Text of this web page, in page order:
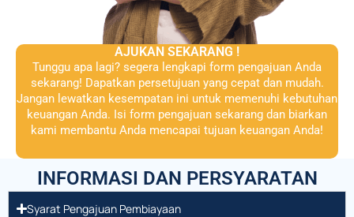
AJUKAN SEKARANG !
Tunggu apa lagi? segera lengkapi form pengajuan Anda
sekarang! Dapatkan persetujuan yang cepat dan mudah.
Jangan lewatkan kesempatan ini untuk memenuhi kebutuhan
keuangan Anda. Isi form pengajuan sekarang dan biarkan
kami membantu Anda mencapai tujuan keuangan Anda!
INFORMASI DAN PERSYARATAN
Syarat Pengajuan Pembiayaan